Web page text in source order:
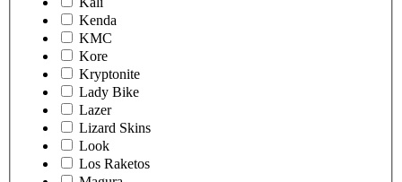
Kenda
KMC
Kore
Kryptonite
Lady Bike
Lazer
Lizard Skins
Look
Los Raketos